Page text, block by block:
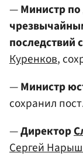
—Министр
последствий
Куренков,
—Министр
сохранил
—Директор
Сергей